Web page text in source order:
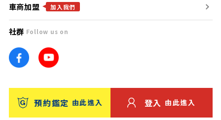
隱私權政策
團隊
車訊網
台灣優良中古車商大獎
找好車
找好店
找海外車
消費者評價
保固
合作夥伴
廣告合作
車商加盟 加入我們
社群 Follow us on
預約鑑定 由此進入 登入 由此進入